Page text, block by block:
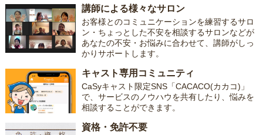
講師による様々なサロン
お客様とのコミュニケーションを練習するサロ
ン・ちょっとした不安を相談するサロンなどが
あなたの不安・お悩みに合わせて、講師がしっ
かりサポートします。
キャスト専用コミュニティ
CaSyキャスト限定SNS「CACACO(カカコ)」
で、サービスのノウハウを共有したり、悩みを
相談することができます。
資格・免許不要